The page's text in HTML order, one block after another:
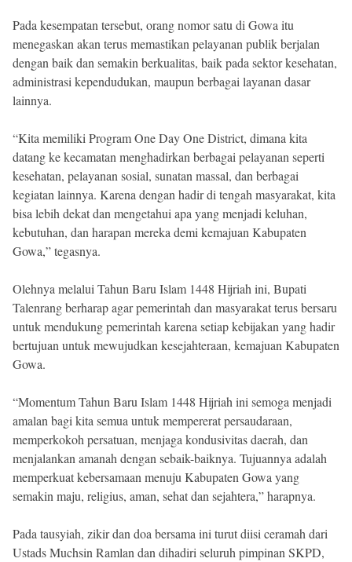
Pada kesempatan tersebut, orang nomor satu di Gowa itu
menegaskan akan terus memastikan pelayanan publik berjalan
dengan baik dan semakin berkualitas, baik pada sektor kesehatan,
administrasi kependudukan, maupun berbagai layanan dasar
lainnya.
“Kita memiliki Program One Day One District, dimana kita
datang ke kecamatan menghadirkan berbagai pelayanan seperti
kesehatan, pelayanan sosial, sunatan massal, dan berbagai
kegiatan lainnya. Karena dengan hadir di tengah masyarakat, kita
bisa lebih dekat dan mengetahui apa yang menjadi keluhan,
kebutuhan, dan harapan mereka demi kemajuan Kabupaten
Gowa,” tegasnya.
Olehnya melalui Tahun Baru Islam 1448 Hijriah ini, Bupati
Talenrang berharap agar pemerintah dan masyarakat terus bersaru
untuk mendukung pemerintah karena setiap kebijakan yang hadir
bertujuan untuk mewujudkan kesejahteraan, kemajuan Kabupaten
Gowa.
“Momentum Tahun Baru Islam 1448 Hijriah ini semoga menjadi
amalan bagi kita semua untuk mempererat persaudaraan,
memperkokoh persatuan, menjaga kondusivitas daerah, dan
menjalankan amanah dengan sebaik-baiknya. Tujuannya adalah
memperkuat kebersamaan menuju Kabupaten Gowa yang
semakin maju, religius, aman, sehat dan sejahtera,” harapnya.
Pada tausyiah, zikir dan doa bersama ini turut diisi ceramah dari
Ustads Muchsin Ramlan dan dihadiri seluruh pimpinan SKPD,